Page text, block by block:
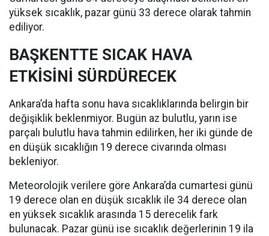
yüksek sıcaklık, pazar günü 33 derece olarak tahmin
ediliyor.
BAŞKENTTE SICAK HAVA
ETKİSİNİ SÜRDÜRECEK
Ankara’da hafta sonu hava sıcaklıklarında belirgin bir
değişiklik beklenmiyor. Bugün az bulutlu, yarın ise
parçalı bulutlu hava tahmin edilirken, her iki günde de
en düşük sıcaklığın 19 derece civarında olması
bekleniyor.
Meteorolojik verilere göre Ankara’da cumartesi günü
19 derece olan en düşük sıcaklık ile 34 derece olan
en yüksek sıcaklık arasında 15 derecelik fark
bulunacak. Pazar günü ise sıcaklık değerlerinin 19 ila